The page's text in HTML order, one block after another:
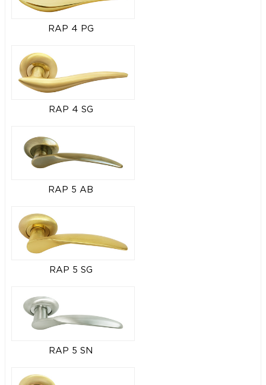
RAP 4 PG
RAP 4 SG
RAP 5 AB
RAP 5 SG
RAP 5 SN